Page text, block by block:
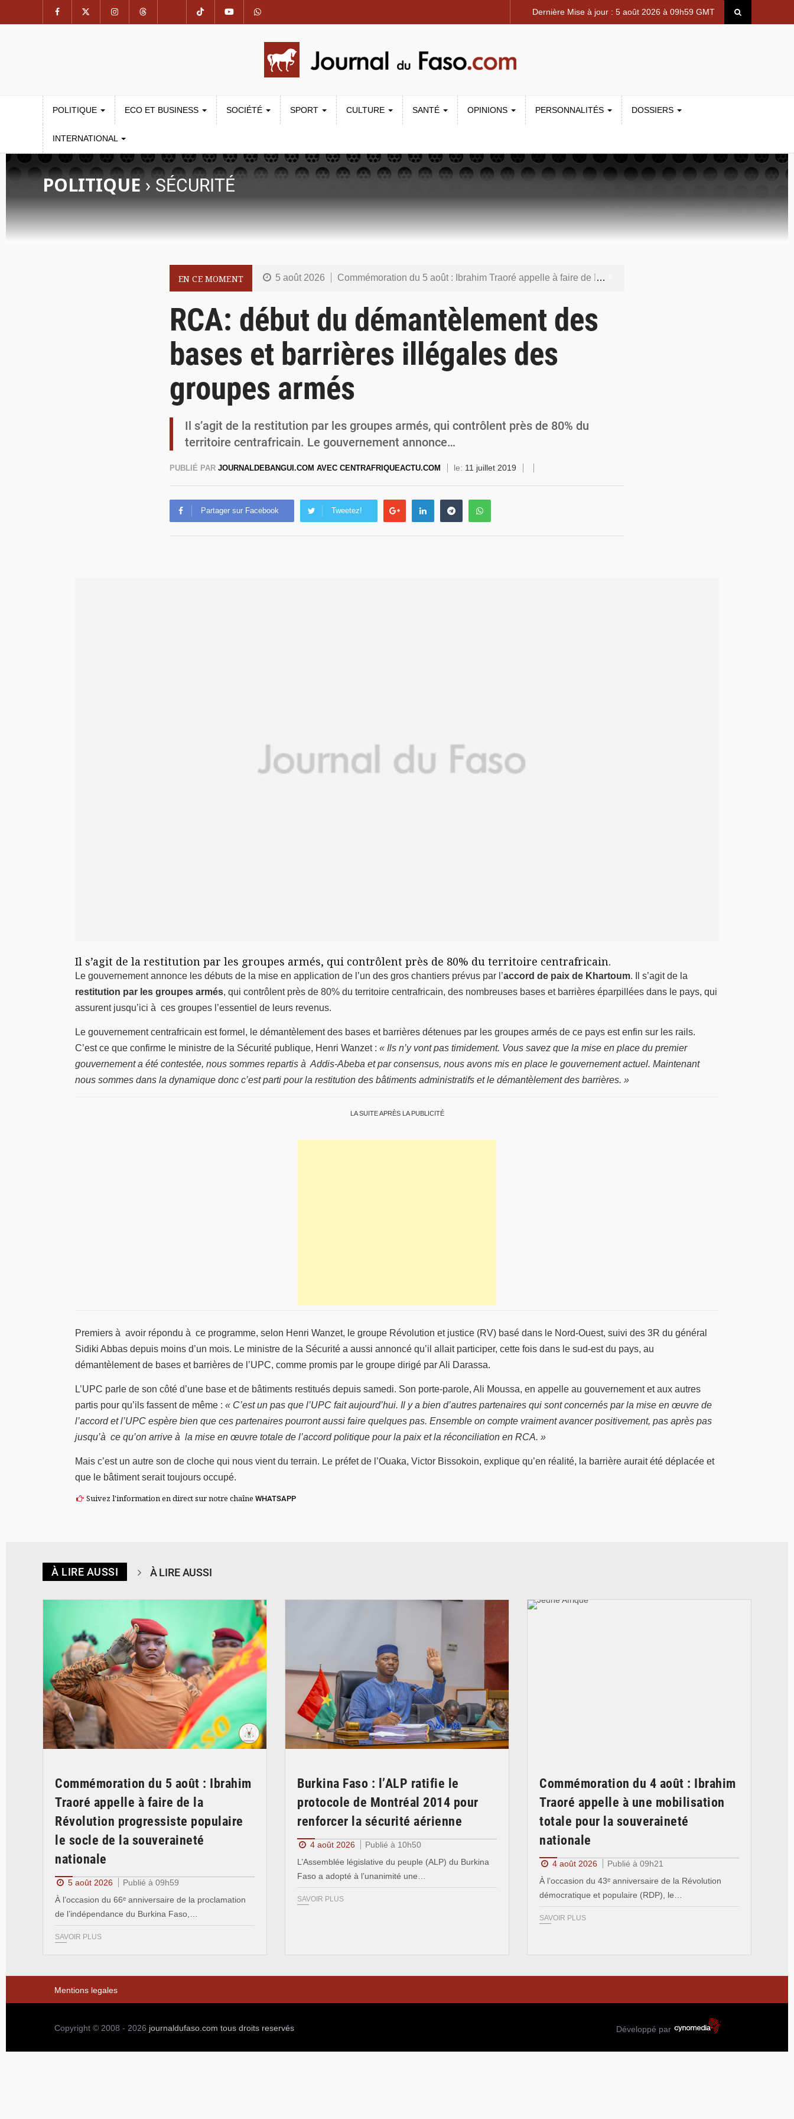
Dernière Mise à jour : 5 août 2026 à 09h59 GMT
POLITIQUE ECO ET BUSINESS SOCIÉTÉ SPORT CULTURE SANTÉ OPINIONS PERSONNALITÉS DOSSIERS
INTERNATIONAL
POLITIQUE › SÉCURITÉ
EN CE MOMENT 5 août 2026 Commémoration du 5 août : Ibrahim Traoré appelle à faire de la Révolution progressiste populaire le socle de la souveraineté nationale
4 août 2026 Commémoration du 4 août : Ibrahim Traoré appelle à une mobilisation totale pour la souveraineté nationale
3 août 2026 Burkina Faso : la VIDEO-verbalisation enregistre plus de 1 000 infractions en douze heures
3 août 2026 Burkina Faso : une usine de farine de blé à 3,1 milliards FCFA en construction pour renforcer la production locale
RCA: début du démantèlement des
bases et barrières illégales des
groupes armés
Il s’agit de la restitution par les groupes armés, qui contrôlent près de 80% du
territoire centrafricain. Le gouvernement annonce…
PUBLIÉ PAR JOURNALDEBANGUI.COM AVEC CENTRAFRIQUEACTU.COM le: 11 juillet 2019
Partager sur Facebook Tweetez!
Il s’agit de la restitution par les groupes armés, qui contrôlent près de 80% du territoire centrafricain.
Le gouvernement annonce les débuts de la mise en application de l’un des gros chantiers prévus par l’accord de paix de Khartoum. Il s’agit de la
restitution par les groupes armés, qui contrôlent près de 80% du territoire centrafricain, des nombreuses bases et barrières éparpillées dans le pays, qui
assurent jusqu’ici à ces groupes l’essentiel de leurs revenus.
Le gouvernement centrafricain est formel, le démantèlement des bases et barrières détenues par les groupes armés de ce pays est enfin sur les rails.
C’est ce que confirme le ministre de la Sécurité publique, Henri Wanzet : « Ils n’y vont pas timidement. Vous savez que la mise en place du premier
gouvernement a été contestée, nous sommes repartis à Addis-Abeba et par consensus, nous avons mis en place le gouvernement actuel. Maintenant
nous sommes dans la dynamique donc c’est parti pour la restitution des bâtiments administratifs et le démantèlement des barrières. »
LA SUITE APRÈS LA PUBLICITÉ
Premiers à avoir répondu à ce programme, selon Henri Wanzet, le groupe Révolution et justice (RV) basé dans le Nord-Ouest, suivi des 3R du général
Sidiki Abbas depuis moins d’un mois. Le ministre de la Sécurité a aussi annoncé qu’il allait participer, cette fois dans le sud-est du pays, au
démantèlement de bases et barrières de l’UPC, comme promis par le groupe dirigé par Ali Darassa.
L’UPC parle de son côté d’une base et de bâtiments restitués depuis samedi. Son porte-parole, Ali Moussa, en appelle au gouvernement et aux autres
partis pour qu’ils fassent de même : « C’est un pas que l’UPC fait aujourd’hui. Il y a bien d’autres partenaires qui sont concernés par la mise en œuvre de
l’accord et l’UPC espère bien que ces partenaires pourront aussi faire quelques pas. Ensemble on compte vraiment avancer positivement, pas après pas
jusqu’à ce qu’on arrive à la mise en œuvre totale de l’accord politique pour la paix et la réconciliation en RCA. »
Mais c’est un autre son de cloche qui nous vient du terrain. Le préfet de l’Ouaka, Victor Bissokoin, explique qu’en réalité, la barrière aurait été déplacée et
que le bâtiment serait toujours occupé.
Suivez l'information en direct sur notre chaîneWHATSAPP
À LIRE AUSSI À LIRE AUSSI
Commémoration du 5 août : Ibrahim
Traoré appelle à faire de la
Révolution progressiste populaire
le socle de la souveraineté
nationale
5 août 2026
Publié à 09h59
À l’occasion du 66ᵉ anniversaire de la proclamation
de l’indépendance du Burkina Faso,…
SAVOIR PLUS
Burkina Faso : l’ALP ratifie le
protocole de Montréal 2014 pour
renforcer la sécurité aérienne
4 août 2026
Publié à 10h50
L’Assemblée législative du peuple (ALP) du Burkina
Faso a adopté à l’unanimité une…
SAVOIR PLUS
Commémoration du 4 août : Ibrahim
Traoré appelle à une mobilisation
totale pour la souveraineté
nationale
4 août 2026
Publié à 09h21
À l’occasion du 43ᵉ anniversaire de la Révolution
démocratique et populaire (RDP), le…
SAVOIR PLUS
Mentions legales
Copyright © 2008 - 2026 journaldufaso.com tous droits reservés Développé par